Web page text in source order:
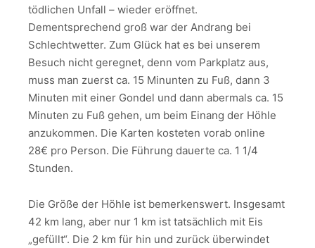
tödlichen Unfall – wieder eröffnet.
Dementsprechend groß war der Andrang bei
Schlechtwetter. Zum Glück hat es bei unserem
Besuch nicht geregnet, denn vom Parkplatz aus,
muss man zuerst ca. 15 Minunten zu Fuß, dann 3
Minuten mit einer Gondel und dann abermals ca. 15
Minuten zu Fuß gehen, um beim Einang der Höhle
anzukommen. Die Karten kosteten vorab online
28€ pro Person. Die Führung dauerte ca. 1 1/4
Stunden.
Die Größe der Höhle ist bemerkenswert. Insgesamt
42 km lang, aber nur 1 km ist tatsächlich mit Eis
„gefüllt“. Die 2 km für hin und zurück überwindet